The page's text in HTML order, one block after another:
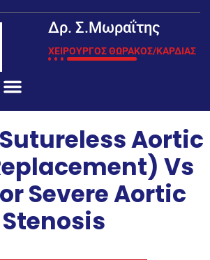
Δρ. Σ.Μωραΐτης
ΧΕΙΡΟΥΡΓΟΣ ΘΩΡΑΚΟΣ/ΚΑΡΔΙΑΣ
Aortic
Vs
Severe Aortic
Stenosis